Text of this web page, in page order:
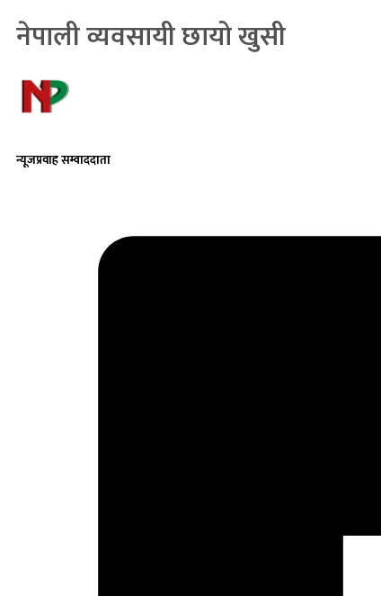
नेपाली व्यवसायी छायो खुसी
न्यूजप्रवाह सम्वाददाता